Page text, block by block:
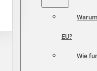
EU?
Wie